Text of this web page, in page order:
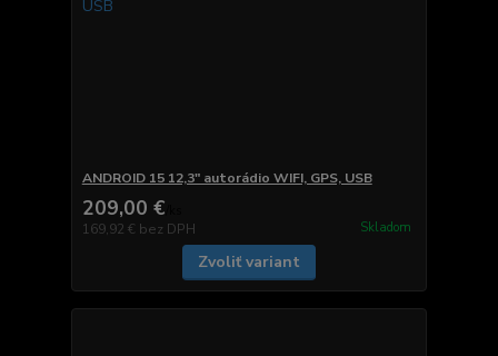
ANDROID 15 12,3" autorádio WIFI, GPS, USB
209,00 €
169,92 € bez DPH Skladom
Zvoliť variant